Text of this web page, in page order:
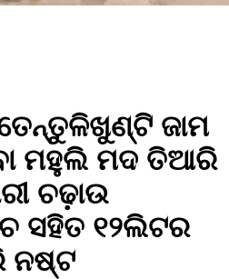
ଜାମ
ମହୁଲି ମଦ ତିଆରି
ଚଢ଼ାଉ
ସହିତ ୧୨ଲିଟର
ନଷ୍ଟ